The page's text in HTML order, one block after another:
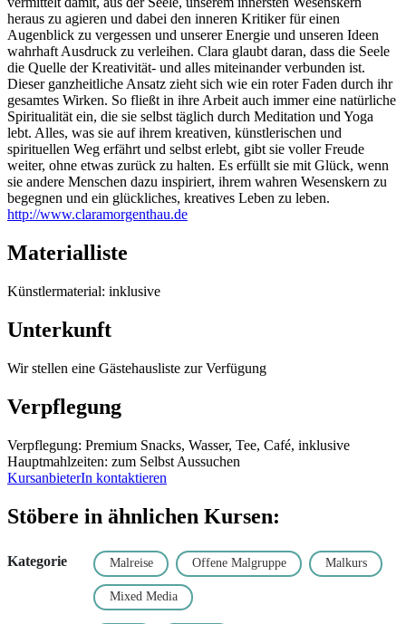
heraus zu agieren und dabei den inneren Kritiker für einen
Augenblick zu vergessen und unserer Energie und unseren Ideen
wahrhaft Ausdruck zu verleihen. Clara glaubt daran, dass die Seele
die Quelle der Kreativität- und alles miteinander verbunden ist.
Dieser ganzheitliche Ansatz zieht sich wie ein roter Faden durch ihr
gesamtes Wirken. So fließt in ihre Arbeit auch immer eine natürliche
Spiritualität ein, die sie selbst täglich durch Meditation und Yoga
lebt. Alles, was sie auf ihrem kreativen, künstlerischen und
spirituellen Weg erfährt und selbst erlebt, gibt sie voller Freude
weiter, ohne etwas zurück zu halten. Es erfüllt sie mit Glück, wenn
sie andere Menschen dazu inspiriert, ihrem wahren Wesenskern zu
begegnen und ein glückliches, kreatives Leben zu leben.
http://www.claramorgenthau.de
Materialliste
Künstlermaterial: inklusive
Unterkunft
Wir stellen eine Gästehausliste zur Verfügung
Verpflegung
Verpflegung: Premium Snacks, Wasser, Tee, Café, inklusive
Hauptmahlzeiten: zum Selbst Aussuchen
KursanbieterIn kontaktieren
Stöbere in ähnlichen Kursen:
Kategorie Malreise Offene Malgruppe Malkurs
Mixed Media